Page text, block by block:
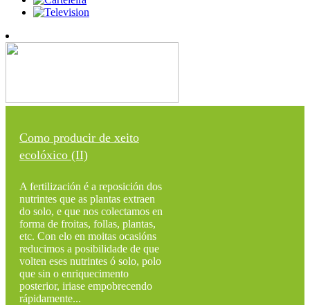
Como producir de xeito
ecolóxico (II)
A fertilización é a reposición dos
nutrintes que as plantas extraen
do solo, e que nos colectamos en
forma de froitas, follas, plantas,
etc. Con elo en moitas ocasións
reducimos a posibilidade de que
volten eses nutrintes ó solo, polo
que sin o enriquecimento
posterior, iriase empobrecendo
rápidamente...